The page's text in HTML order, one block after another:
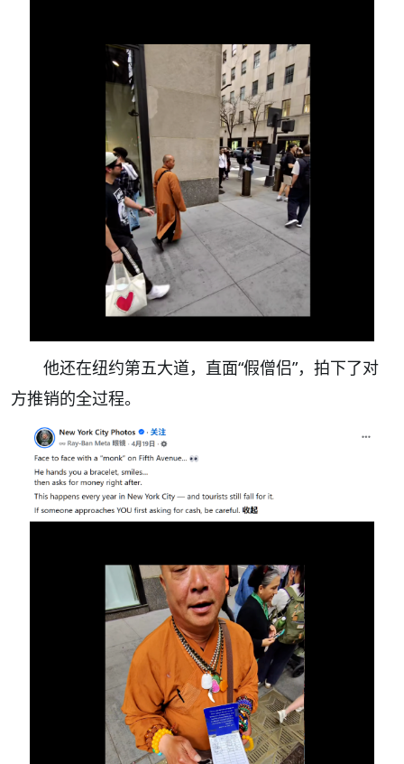
他还在纽约第五大道，直面“假僧侣”，拍下了对
方推销的全过程。